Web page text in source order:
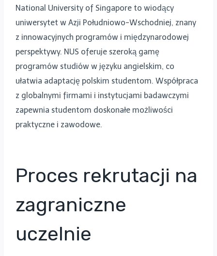
National University of Singapore to wiodący
uniwersytet w Azji Południowo-Wschodniej, znany
z innowacyjnych programów i międzynarodowej
perspektywy. NUS oferuje szeroką gamę
programów studiów w języku angielskim, co
ułatwia adaptację polskim studentom. Współpraca
z globalnymi firmami i instytucjami badawczymi
zapewnia studentom doskonałe możliwości
praktyczne i zawodowe.
Proces rekrutacji na
zagraniczne
uczelnie